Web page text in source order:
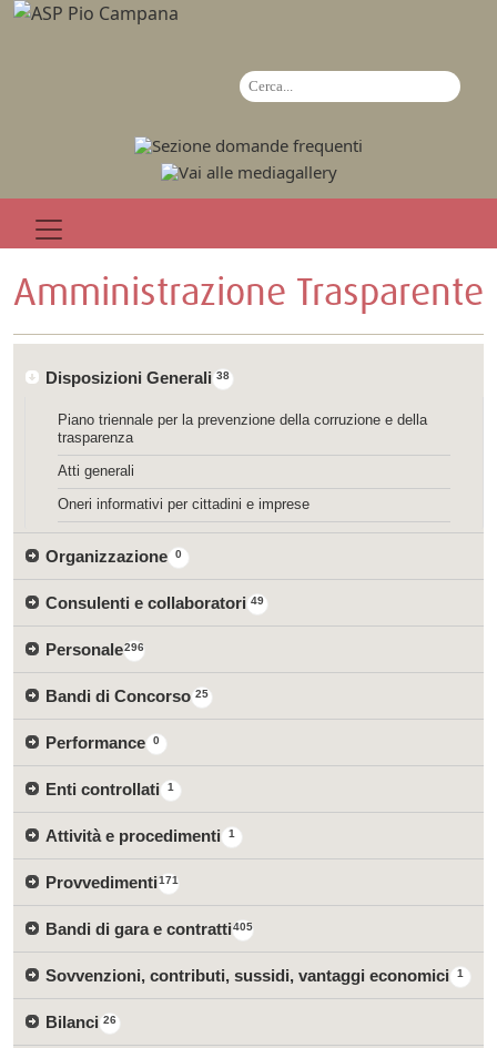
Amministrazione Trasparente
38
Disposizioni Generali
Piano triennale per la prevenzione della corruzione e della
trasparenza
Atti generali
Oneri informativi per cittadini e imprese
0
Organizzazione
49
Consulenti e collaboratori
296
Personale
25
Bandi di Concorso
0
Performance
1
Enti controllati
1
Attività e procedimenti
171
Provvedimenti
405
Bandi di gara e contratti
1
Sovvenzioni, contributi, sussidi, vantaggi economici
26
Bilanci